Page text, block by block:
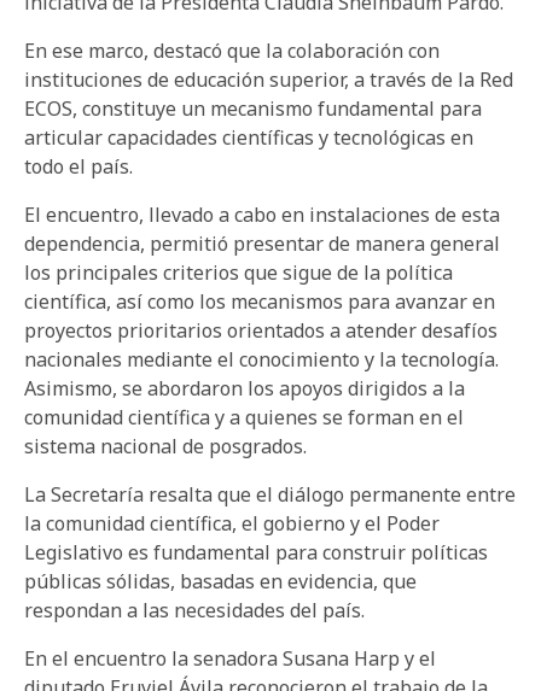
En ese marco, destacó que la colaboración con
instituciones de educación superior, a través de la Red
ECOS, constituye un mecanismo fundamental para
articular capacidades científicas y tecnológicas en
todo el país.
El encuentro, llevado a cabo en instalaciones de esta
dependencia, permitió presentar de manera general
los principales criterios que sigue de la política
científica, así como los mecanismos para avanzar en
proyectos prioritarios orientados a atender desafíos
nacionales mediante el conocimiento y la tecnología.
Asimismo, se abordaron los apoyos dirigidos a la
comunidad científica y a quienes se forman en el
sistema nacional de posgrados.
La Secretaría resalta que el diálogo permanente entre
la comunidad científica, el gobierno y el Poder
Legislativo es fundamental para construir políticas
públicas sólidas, basadas en evidencia, que
respondan a las necesidades del país.
En el encuentro la senadora Susana Harp y el